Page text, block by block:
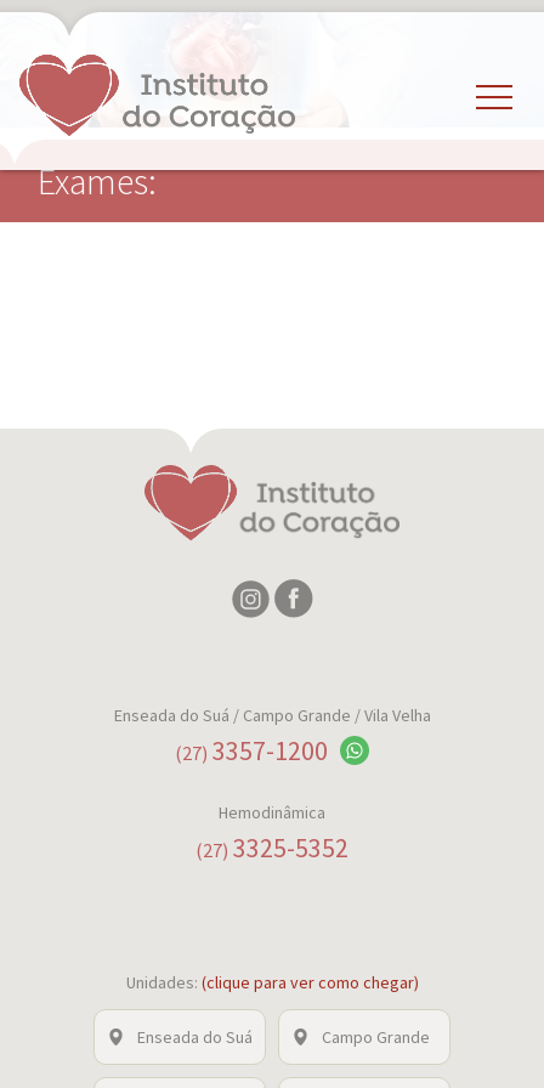
Exames:
Enseada do Suá / Campo Grande / Vila Velha
(27) 3357-1200
Hemodinâmica
(27) 3325-5352
Unidades: (clique para ver como chegar)
Enseada do Suá Campo Grande